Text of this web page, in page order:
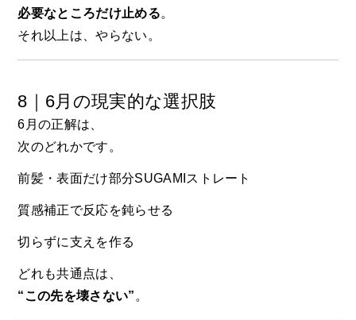
必要なところだけ止める。
それ以上は、やらない。
8｜6月の現実的な選択肢
6月の正解は、
次のどれかです。
前髪・表面だけ部分SUGAMIストレート
質感補正で反応を鈍らせる
切らずに支えを作る
どれも共通点は、
“この先を壊さない” 。